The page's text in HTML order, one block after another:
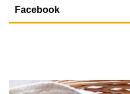
Facebook